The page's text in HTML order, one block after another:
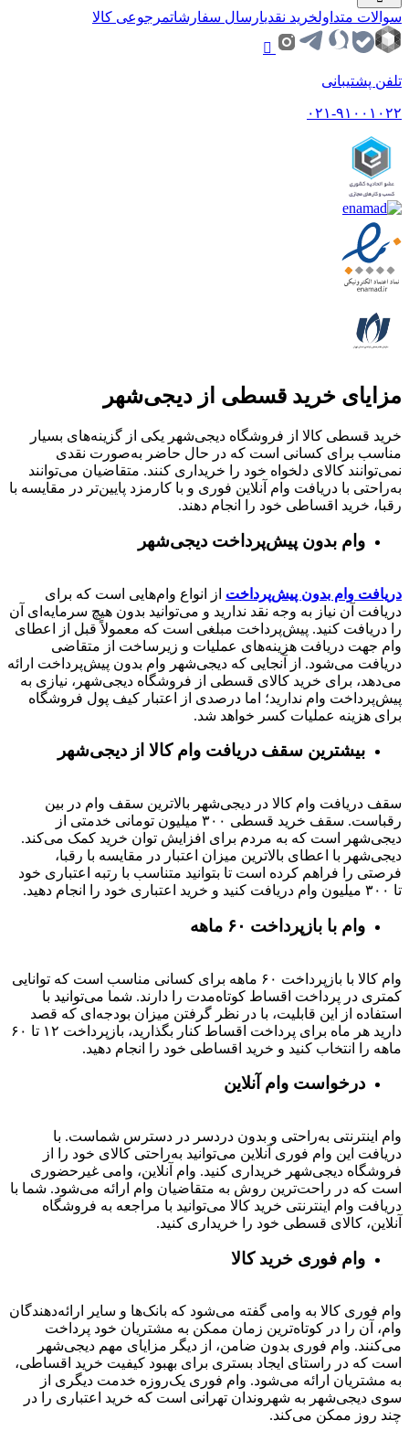
سوالات متداولخرید نقدیارسال سفارشاتمرجوعی کالا
تلفن پشتیبانی
۰۲۱-۹۱۰۰۱۰۲۲
مزایای خرید قسطی از دیجی‌شهر
خرید قسطی کالا از فروشگاه دیجی‌شهر یکی از گزینه‌های بسیار
مناسب برای کسانی است که در حال حاضر به‌صورت نقدی
نمی‌توانند کالای دلخواه خود را خریداری کنند. متقاضیان می‌توانند
به‌راحتی با دریافت وام آنلاین فوری و با کارمزد پایین‌تر در مقایسه با
رقبا، خرید اقساطی خود را انجام دهند.
وام بدون پیش‌پرداخت‌ دیجی‌شهر
دریافت وام بدون پیش‌پرداخت از انواع وام‌هایی است که برای
دریافت آن نیاز به وجه نقد ندارید و می‌توانید بدون هیچ سرمایه‌ای آن
را دریافت کنید. پیش‌پرداخت مبلغی است که معمولاً قبل از اعطای
وام جهت دریافت هزینه‌های عملیات و زیرساخت از متقاضی
دریافت می‌شود. از آنجایی که دیجی‌شهر وام بدون پیش‌پرداخت ارائه
می‌دهد، برای خرید کالای قسطی از فروشگاه دیجی‌شهر، نیازی به
پیش‌پرداخت وام ندارید؛ اما درصدی از اعتبار کیف پول فروشگاه
برای هزینه عملیات کسر خواهد شد.
بیشترین سقف دریافت وام کالا از دیجی‌شهر
سقف دریافت وام کالا در دیجی‌شهر بالاترین سقف وام در بین
رقباست. سقف خرید قسطی ۳۰۰ میلیون تومانی خدمتی از
دیجی‌شهر است که به مردم برای افزایش توان خرید کمک می‌کند.
دیجی‌شهر با اعطای بالاترین میزان اعتبار در مقایسه با رقبا،
فرصتی را فراهم کرده است تا بتوانید متناسب با رتبه اعتباری خود
تا ۳۰۰ میلیون وام دریافت کنید و خرید اعتباری خود را انجام دهید.
وام با بازپرداخت ۶۰ ماهه
وام کالا با بازپرداخت ۶۰ ماهه برای کسانی مناسب است که توانایی
کمتری در پرداخت اقساط کوتاه‌مدت را دارند. شما می‌توانید با
استفاده از این قابلیت، با در نظر گرفتن میزان بودجه‌ای که قصد
دارید هر ماه برای پرداخت اقساط کنار بگذارید، بازپرداخت ۱۲ تا ۶۰
ماهه را انتخاب کنید و خرید اقساطی خود را انجام دهید.
درخواست وام آنلاین
وام اینترنتی به‌راحتی و بدون دردسر در دسترس شماست. با
دریافت این وام فوری آنلاین می‌توانید به‌راحتی کالای خود را از
فروشگاه دیجی‌شهر خریداری کنید. وام آنلاین، وامی غیرحضوری
است که در راحت‌ترین روش به متقاضیان وام ارائه می‌شود. شما با
دریافت وام اینترنتی خرید کالا می‌توانید با مراجعه به فروشگاه
آنلاین، کالای قسطی خود را خریداری کنید.
وام فوری خرید کالا
وام فوری کالا به وامی گفته می‌شود که بانک‌ها و سایر ارائه‌دهندگان
وام، آن را در کوتاه‌ترین زمان ممکن به مشتریان خود پرداخت
می‌کنند. وام فوری بدون ضامن، از دیگر مزایای مهم دیجی‌شهر
است که در راستای ایجاد بستری برای بهبود کیفیت خرید اقساطی،
به مشتریان ارائه می‌شود. وام فوری یک‌روزه خدمت دیگری از
سوی دیجی‌شهر به شهروندان تهرانی است که خرید اعتباری را در
چند روز ممکن می‌کند.